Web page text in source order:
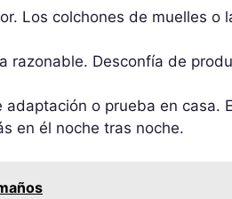
Los colchones de muelles o
razonable. Desconfía de
o prueba en casa.
en él noche tras noche.